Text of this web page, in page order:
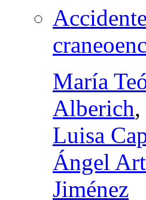
María
Alberich,
Luisa
Ángel
Jiménez